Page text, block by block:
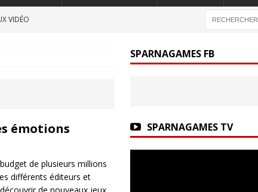
VIDÉO
imagination !
DES JEUX VIDÉO
émotions
de plusieurs millions
différents éditeurs et
SPARNAGAMES FB
SPARNAGAMES TV